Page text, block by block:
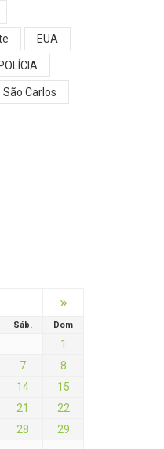
EUA
POLÍCIA
São Carlos
»
Sáb. Dom
1
7
8
14
15
21
22
28
29